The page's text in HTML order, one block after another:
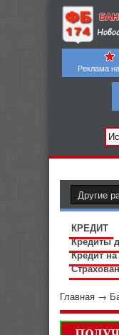
Реклама
КРЕДИТ
Кредиты
Кредит
Главная →